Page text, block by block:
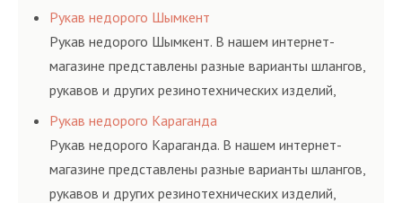
соответствующих ГОСТам, техническим условиям
и нормативам.
Рукав недорого Шымкент
Рукав недорого Шымкент. В нашем интернет-
магазине представлены разные варианты шлангов,
рукавов и других резинотехнических изделий,
соответствующих ГОСТам, техническим условиям
и нормативам.
Рукав недорого Караганда
Рукав недорого Караганда. В нашем интернет-
магазине представлены разные варианты шлангов,
рукавов и других резинотехнических изделий,